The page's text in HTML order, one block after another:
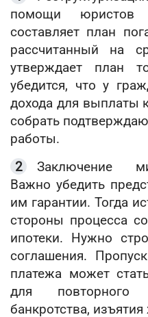
помощи юристов
составляет план
рассчитанный на
утверждает план
убедится, что у
дохода для выплаты
собрать
работы.
Заключение
Важно убедить
им гарантии. Тогда
стороны процесса
ипотеки. Нужно
соглашения.
платежа может
для повторного
банкротства,